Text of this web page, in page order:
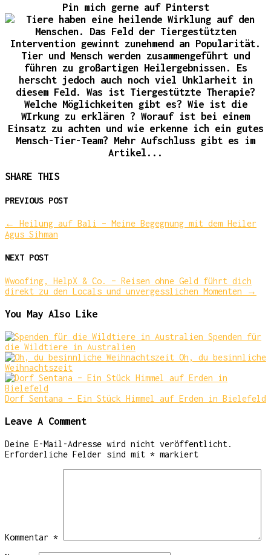
Pin mich gerne auf Pinterst
SHARE THIS
PREVIOUS POST
←
Heilung auf Bali – Meine Begegnung mit dem Heiler
Agus Sihman
NEXT POST
Wwoofing, HelpX & Co. – Reisen ohne Geld führt dich
direkt zu den Locals und unvergesslichen Momenten
→
You May Also Like
Spenden für
die Wildtiere in Australien
Oh, du besinnliche
Weihnachtszeit
Dorf Sentana – Ein Stück Himmel auf Erden in Bielefeld
Leave A Comment
Deine E-Mail-Adresse wird nicht veröffentlicht.
Erforderliche Felder sind mit * markiert
Kommentar *